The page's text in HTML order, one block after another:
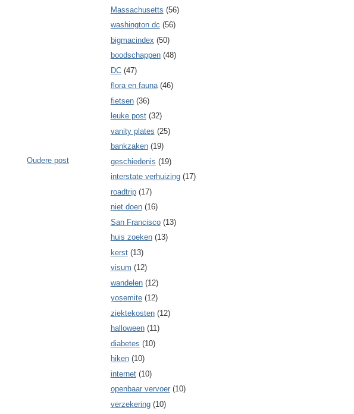
Oudere post
Massachusetts (56)
washington dc (56)
bigmacindex (50)
boodschappen (48)
DC (47)
flora en fauna (46)
fietsen (36)
leuke post (32)
vanity plates (25)
bankzaken (19)
geschiedenis (19)
interstate verhuizing (17)
roadtrip (17)
niet doen (16)
San Francisco (13)
huis zoeken (13)
kerst (13)
visum (12)
wandelen (12)
yosemite (12)
ziektekosten (12)
halloween (11)
diabetes (10)
hiken (10)
internet (10)
openbaar vervoer (10)
verzekering (10)